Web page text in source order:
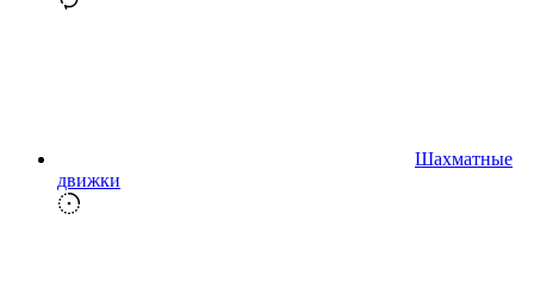
Шахматные
движки